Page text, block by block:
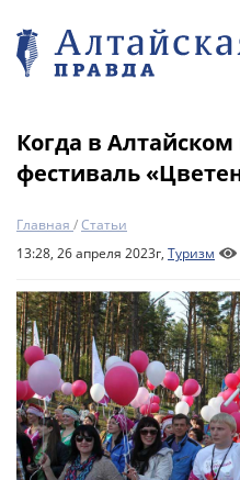
Когда в
фестиваль
Главная /Статьи
13:28, 26 апреля 2023г, Туризм